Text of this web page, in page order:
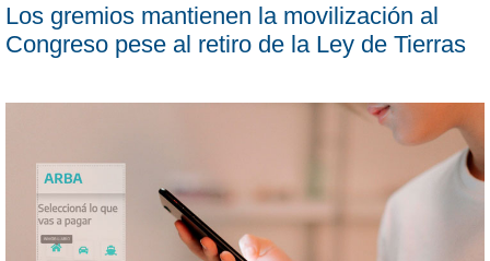
Los gremios mantienen la movilización al
Congreso pese al retiro de la Ley de Tierras